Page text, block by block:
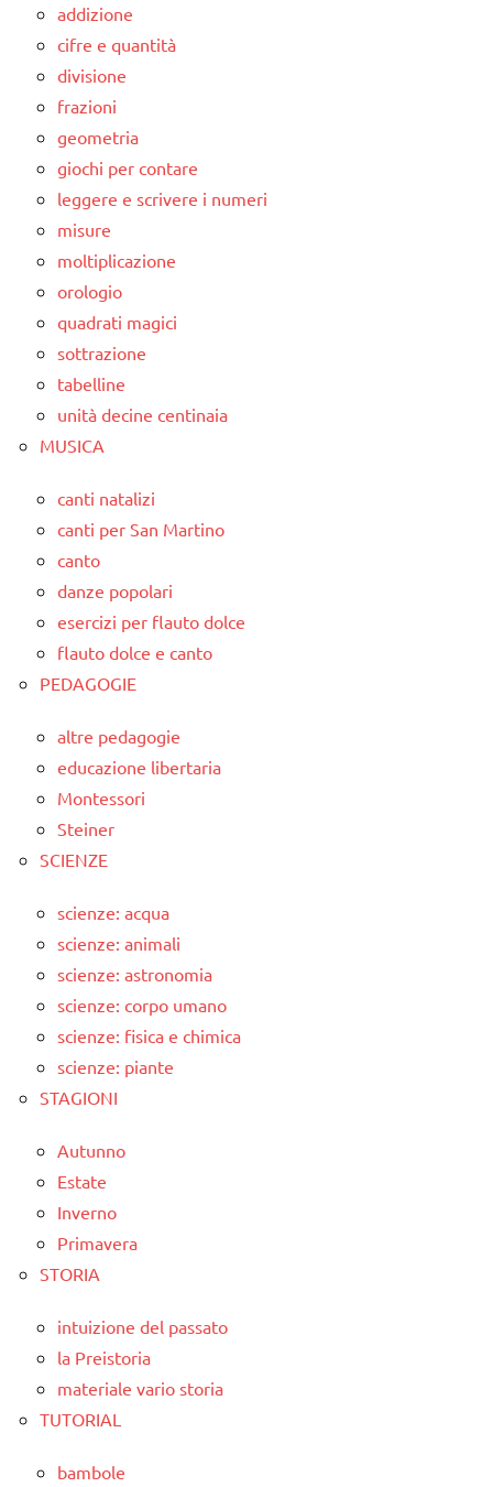
addizione
cifre e quantità
divisione
frazioni
geometria
giochi per contare
leggere e scrivere i numeri
misure
moltiplicazione
orologio
quadrati magici
sottrazione
tabelline
unità decine centinaia
MUSICA
canti natalizi
canti per San Martino
canto
danze popolari
esercizi per flauto dolce
flauto dolce e canto
PEDAGOGIE
altre pedagogie
educazione libertaria
Montessori
Steiner
SCIENZE
scienze: acqua
scienze: animali
scienze: astronomia
scienze: corpo umano
scienze: fisica e chimica
scienze: piante
STAGIONI
Autunno
Estate
Inverno
Primavera
STORIA
intuizione del passato
la Preistoria
materiale vario storia
TUTORIAL
bambole